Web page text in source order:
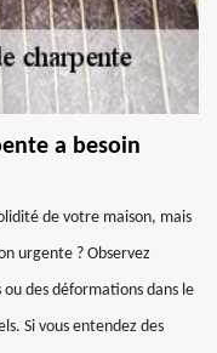
a besoin
de votre maison, mais
urgente ? Observez
des déformations dans le
Si vous entendez des